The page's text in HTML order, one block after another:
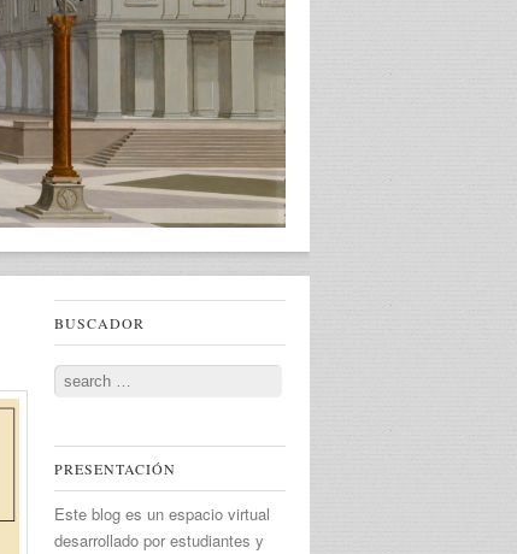
BUSCADOR
Search
PRESENTACIÓN
Este blog es un espacio virtual
desarrollado por estudiantes y